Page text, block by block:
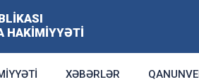
HAKIMIYYƏTI
XƏBƏRLƏR